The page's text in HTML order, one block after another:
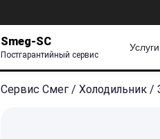
Smeg-SC
Постгарантийный сервис
Услуги
Сервис Смег / Холодильник /